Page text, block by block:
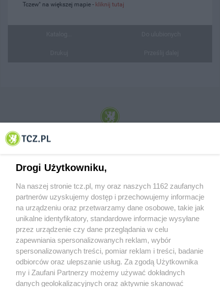
Tczew" na większej mapie - kliknij tutaj
© 2001-2026 Tczew - TCZ.PL Sp. z o.o. Internetowy Serwis Informacyjny Miasta
O FIRMIE POLITYKA PRYWATNOŚCI HOSTING
REKLAMA WSPÓŁPRACA RSS FACEBOOK KONTAKT
Nasze serwisy
Drogi Użytkowniku,
Na naszej stronie tcz.pl, my oraz naszych 1162 zaufanych
partnerów uzyskujemy dostęp i przechowujemy informacje
na urządzeniu oraz przetwarzamy dane osobowe, takie jak
unikalne identyfikatory, standardowe informacje wysyłane
przez urządzenie czy dane przeglądania w celu
zapewniania spersonalizowanych reklam, wybór
spersonalizowanych treści, pomiar reklam i treści, badanie
odbiorców oraz ulepszanie usług. Za zgodą Użytkownika
my i Zaufani Partnerzy możemy używać dokładnych
danych geolokalizacyjnych oraz aktywnie skanować